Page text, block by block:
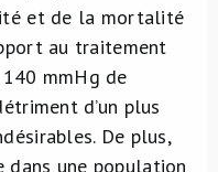
et de la mortalité
au traitement
mmHg de
d’un plus
De plus,
dans une population